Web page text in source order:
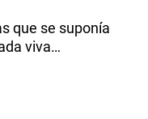
que se suponía
viva…